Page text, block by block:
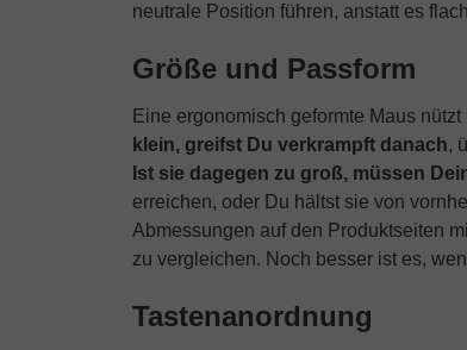
neutrale Position führen, anstatt es
Größe und Passform
Eine ergonomisch geformte Maus
klein, greifst Du verkrampft danach,
Ist sie dagegen zu groß, müssen
erreichen, oder Du hältst sie von
Abmessungen auf den Produktseiten
zu vergleichen. Noch besser ist es,
Tastenanordnung